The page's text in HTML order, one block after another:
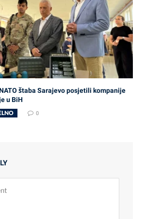
štaba Sarajevo posjetili kompanije
u BiH
0